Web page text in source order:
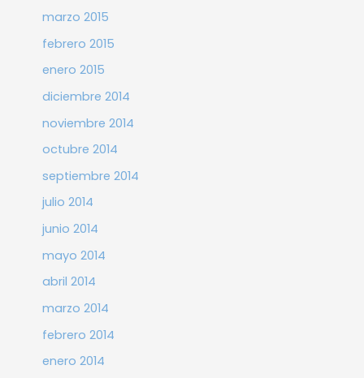
marzo 2015
febrero 2015
enero 2015
diciembre 2014
noviembre 2014
octubre 2014
septiembre 2014
julio 2014
junio 2014
mayo 2014
abril 2014
marzo 2014
febrero 2014
enero 2014